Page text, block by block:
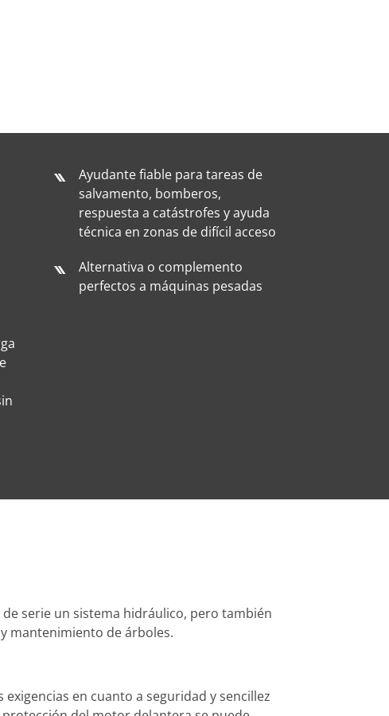
Ayudante fiable para tareas de
salvamento, bomberos,
respuesta a catástrofes y ayuda
técnica en zonas de difícil acceso
Alternativa o complemento
perfectos a máquinas pesadas
serie un sistema hidráulico, pero también
mantenimiento de árboles.
en cuanto a seguridad y sencillez